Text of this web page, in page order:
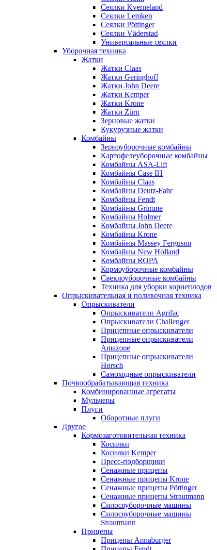
Сеялки Kverneland
Сеялки Lemken
Сеялки Pöttinger
Сеялки Väderstad
Универсальные сеялки
Уборочная техника
Жатки
Жатки Claas
Жатки Geringhoff
Жатки John Deere
Жатки Kemper
Жатки Krone
Жатки Zürn
Зерновые жатки
Кукурузные жатки
Комбайны
Зерноуборочные комбайны
Картофелеуборочные комбайны
Комбайны ASA-Lift
Комбайны Case IH
Комбайны Claas
Комбайны Deutz-Fahr
Комбайны Fendt
Комбайны Grimme
Комбайны Holmer
Комбайны John Deere
Комбайны Krone
Комбайны Massey Ferguson
Комбайны New Holland
Комбайны ROPA
Кормоуборочные комбайны
Свеклоуборочные комбайны
Техника для уборки корнеплодов
Опрыскивательная и поливочная техника
Опрыскиватели
Опрыскиватели Agrifac
Опрыскиватели Challenger
Прицепные опрыскиватели
Прицепные опрыскиватели
Amazone
Прицепные опрыскиватели
Horsch
Самоходные опрыскиватели
Почвообрабатывающая техника
Комбинированные агрегаты
Мульчеры
Плуги
Оборотные плуги
Другое
Кормозаготовительная техника
Косилки
Косилки Kemper
Пресс-подборщики
Сенажные прицепы
Сенажные прицепы Krone
Сенажные прицепы Pöttinger
Сенажные прицепы Strautmann
Силосоуборочные машины
Силосоуборочные машины
Strautmann
Прицепы
Прицепы Annaburger